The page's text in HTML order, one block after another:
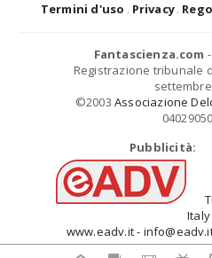
Termini d'uso Privacy
Fantascienza.com
Registrazione tribunale
settembre
©2003 Associazione
Pubblicità:
Italy
www.eadv.it -